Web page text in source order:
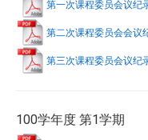
第一次课程委员会议纪
第二次课程委员会会议
第三次课程委员会议纪
100学年度 第1学期